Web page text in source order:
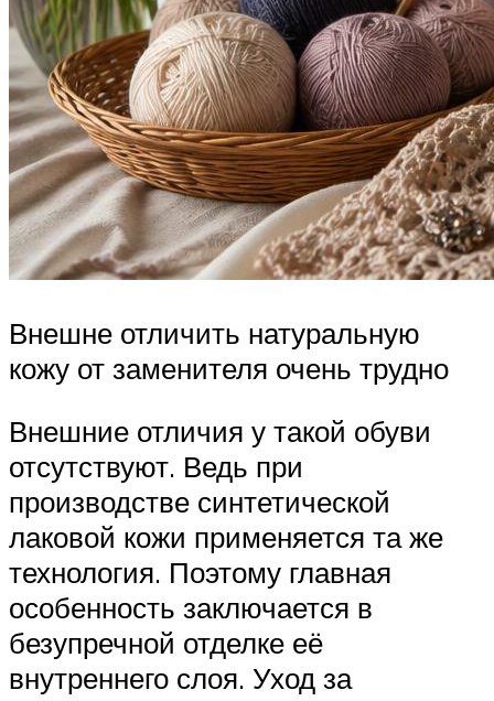
Внешне отличить натуральную
кожу от заменителя очень трудно
Внешние отличия у такой обуви
отсутствуют. Ведь при
производстве синтетической
лаковой кожи применяется та же
технология. Поэтому главная
особенность заключается в
безупречной отделке её
внутреннего слоя. Уход за